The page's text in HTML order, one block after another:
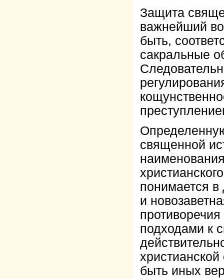
Защита
важнейший
быть,
сакральные
священной
понимается
и
подходами к
быть иных